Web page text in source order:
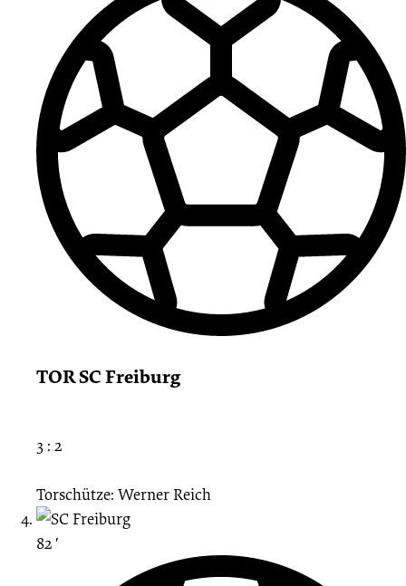
TOR SC Freiburg
3 : 2
Torschütze: Werner Reich
82 ′